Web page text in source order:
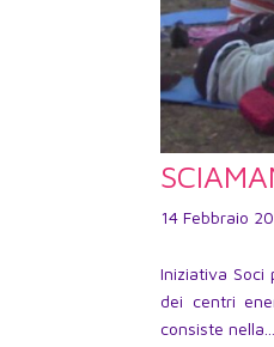
14 Febbraio
Iniziativa Soci
dei centri
consiste nella...